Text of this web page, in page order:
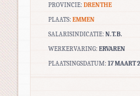
PROVINCIE: DRENTHE
PLAATS: EMMEN
SALARISINDICATIE: N.T.B.
WERKERVARING: ERVAREN
PLAATSINGSDATUM: 17 MAART